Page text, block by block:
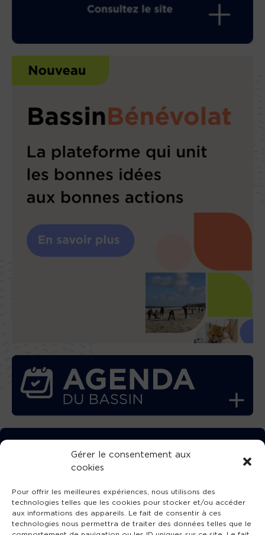
Gérer le consentement aux
cookies
Pour offrir les meilleures expériences, nous utilisons des
technologies telles que les cookies pour stocker et/ou accéder
aux informations des appareils. Le fait de consentir à ces
technologies nous permettra de traiter des données telles que le
TÉLÉCHARGEZ GRATUITEMENT
L’APPLICATION TVBA !